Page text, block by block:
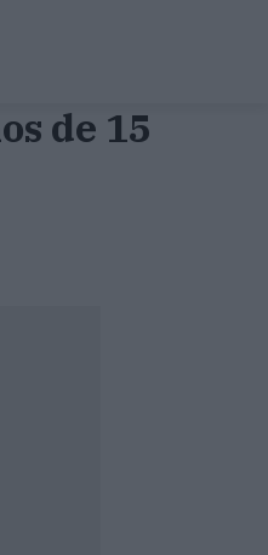
de 15